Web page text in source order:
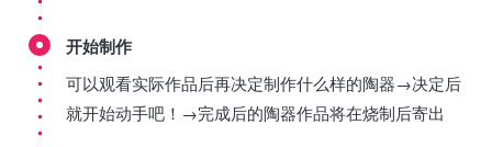
开始制作
可以观看实际作品后再决定制作什么样的陶器→决定后
就开始动手吧！→完成后的陶器作品将在烧制后寄出